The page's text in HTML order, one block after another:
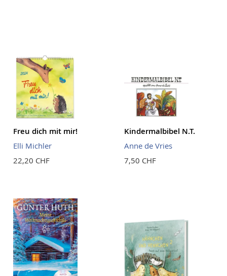
Freu dich mit mir!
Elli Michler
22,20 CHF
Kindermalbibel N.T.
Anne de Vries
7,50 CHF